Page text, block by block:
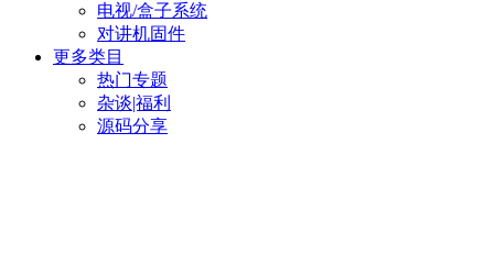
电视/盒子系统
对讲机固件
更多类目
热门专题
杂谈|福利
源码分享